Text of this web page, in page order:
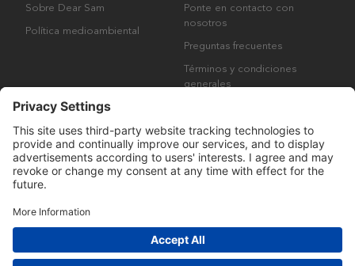
Sobre Dear Sam
Política medioambiental
Ponte en contacto con
nosotros
Preguntas frecuentes
Términos y condiciones
generales
Derechos de autor © Many Brands AB 2023. Todos los derechos